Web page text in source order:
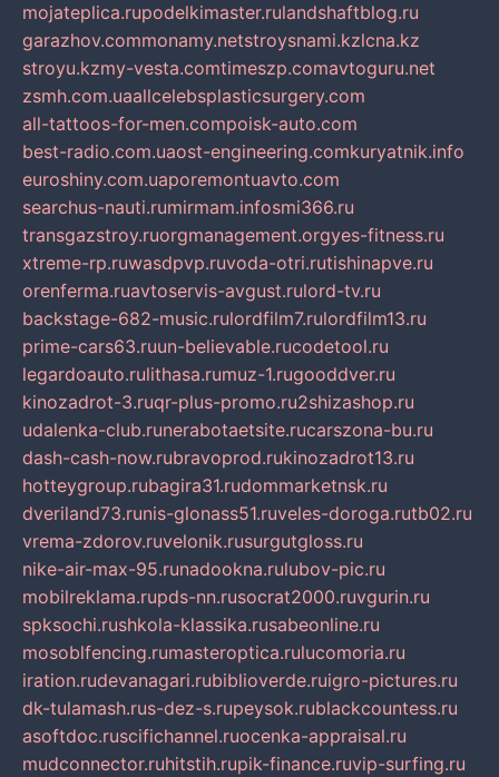
mojateplica.rupodelkimaster.rulandshaftblog.ru
garazhov.commonamy.netstroysnami.kzlcna.kz
stroyu.kzmy-vesta.comtimeszp.comavtoguru.net
zsmh.com.uaallcelebsplasticsurgery.com
all-tattoos-for-men.compoisk-auto.com
best-radio.com.uaost-engineering.comkuryatnik.info
euroshiny.com.uaporemontuavto.com
searchus-nauti.rumirmam.infosmi366.ru
transgazstroy.ruorgmanagement.orgyes-fitness.ru
xtreme-rp.ruwasdpvp.ruvoda-otri.rutishinapve.ru
orenferma.ruavtoservis-avgust.rulord-tv.ru
backstage-682-music.rulordfilm7.rulordfilm13.ru
prime-cars63.ruun-believable.rucodetool.ru
legardoauto.rulithasa.rumuz-1.rugooddver.ru
kinozadrot-3.ruqr-plus-promo.ru2shizashop.ru
udalenka-club.runerabotaetsite.rucarszona-bu.ru
dash-cash-now.rubravoprod.rukinozadrot13.ru
hotteygroup.rubagira31.rudommarketnsk.ru
dveriland73.runis-glonass51.ruveles-doroga.rutb02.ru
vrema-zdorov.ruvelonik.rusurgutgloss.ru
nike-air-max-95.runadookna.rulubov-pic.ru
mobilreklama.rupds-nn.rusocrat2000.ruvgurin.ru
spksochi.rushkola-klassika.rusabeonline.ru
mosoblfencing.rumasteroptica.rulucomoria.ru
iration.rudevanagari.rubiblioverde.ruigro-pictures.ru
dk-tulamash.rus-dez-s.rupeysok.rublackcountess.ru
asoftdoc.ruscifichannel.ruocenka-appraisal.ru
mudconnector.ruhitstih.rupik-finance.ruvip-surfing.ru